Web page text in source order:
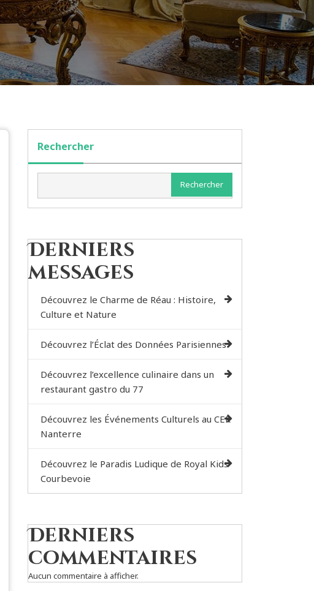
Rechercher
Rechercher
Derniers
messages
Découvrez le Charme de Réau : Histoire,
Culture et Nature
Découvrez l’Éclat des Données Parisiennes
Découvrez l’excellence culinaire dans un
restaurant gastro du 77
Découvrez les Événements Culturels au CER
Nanterre
Découvrez le Paradis Ludique de Royal Kids
Courbevoie
Derniers
commentaires
Aucun commentaire à afficher.